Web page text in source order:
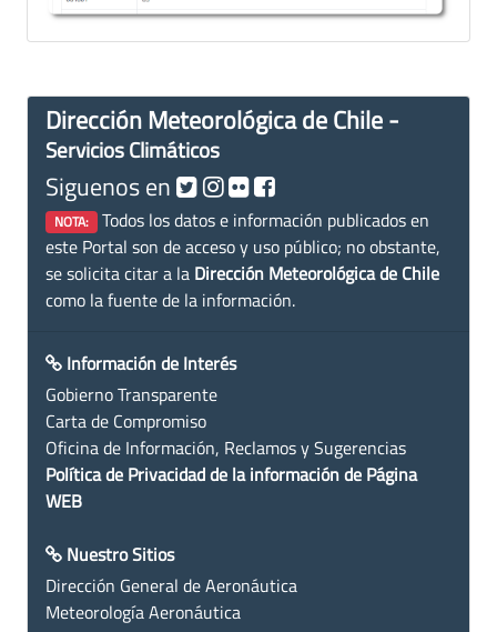
Dirección Meteorológica de Chile -
Servicios Climáticos
Siguenos en
NOTA: Todos los datos e información publicados en
este Portal son de acceso y uso público; no obstante,
se solicita citar a la Dirección Meteorológica de Chile
como la fuente de la información.
Información de Interés
Gobierno Transparente
Carta de Compromiso
Oficina de Información, Reclamos y Sugerencias
Política de Privacidad de la información de Página
WEB
Nuestro Sitios
Dirección General de Aeronáutica
Meteorología Aeronáutica